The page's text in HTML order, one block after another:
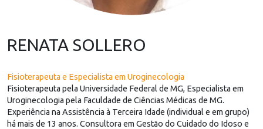
RENATA SOLLERO
Fisioterapeuta e Especialista em Uroginecologia
Fisioterapeuta pela Universidade Federal de MG, Especialista em
Uroginecologia pela Faculdade de Ciências Médicas de MG.
Experiência na Assistência à Terceira Idade (individual e em grupo)
há mais de 13 anos. Consultora em Gestão do Cuidado do Idoso e